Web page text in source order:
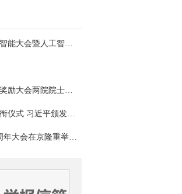
习近平出席2026世界人工智能大会暨人工智能全球治理高级别会议开幕式并发表主旨讲话
习近平出席国家科学技术奖励大会两院院士大会中国科协第十一次全国代表大会并发表重要讲话
中央军委举行晋升上将军衔仪式 习近平颁发命令状并向晋衔的军官表示祝贺
庆祝中国共产党成立105周年大会在京隆重举行 习近平发表重要讲话